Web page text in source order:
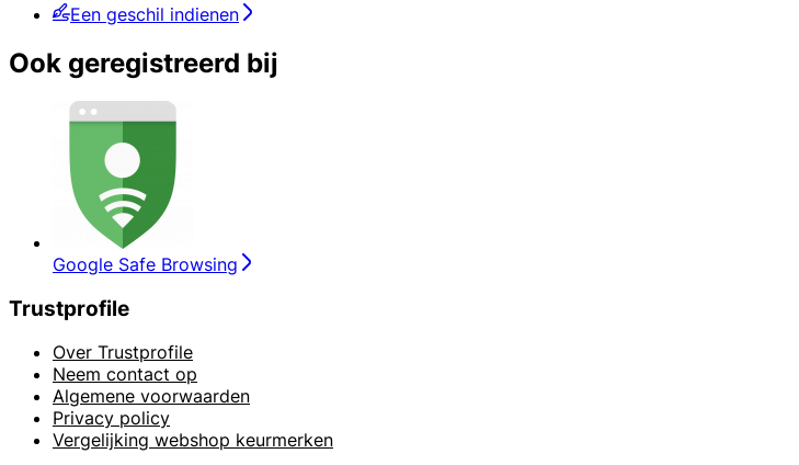
Een geschil indienen
Ook geregistreerd bij
Google Safe Browsing
Trustprofile
Over Trustprofile
Neem contact op
Algemene voorwaarden
Privacy policy
Vergelijking webshop keurmerken